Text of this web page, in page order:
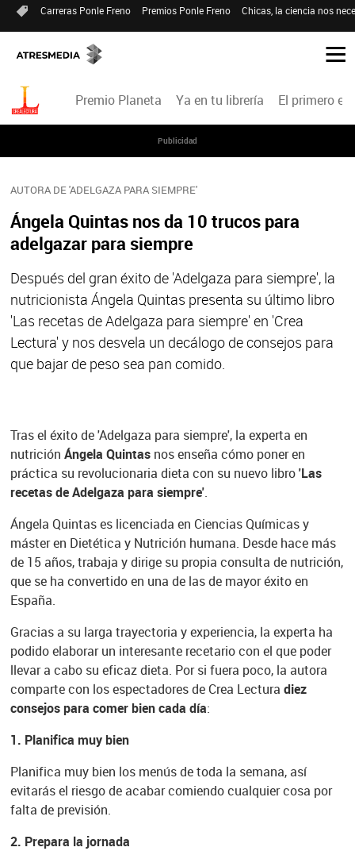
Carreras Ponle Freno Premios Ponle Freno Chicas, la ciencia nos
Premio Planeta Ya en tu librería El primero en
Publicidad
AUTORA DE 'ADELGAZA PARA SIEMPRE'
Ángela Quintas nos da 10 trucos para
adelgazar para siempre
Después del gran éxito de 'Adelgaza para siempre', la
nutricionista Ángela Quintas presenta su último libro
'Las recetas de Adelgaza para siempre' en 'Crea
Lectura' y nos desvela un decálogo de consejos para
que bajar de peso sea pan comido.
Tras el éxito de 'Adelgaza para siempre', la experta en
nutrición Ángela Quintasnos enseña cómo poner en
práctica su revolucionaria dieta con su nuevo libro'Las
recetas de Adelgaza para siempre'.
Ángela Quintas es licenciada en Ciencias Químicas y
máster en Dietética y Nutrición humana. Desde hace más
de 15 años, trabaja y dirige su propia consulta de nutrición,
que se ha convertido en una de las de mayor éxito en
España.
Gracias a su larga trayectoria y experiencia, la experta ha
podido elaborar un interesante recetario con el que poder
llevar a cabo su eficaz dieta. Por si fuera poco, la autora
comparte con los espectadores de Crea Lectura diez
consejos para comer bien cada día:
1. Planifica muy bien
Planifica muy bien los menús de toda la semana, así
evitarás el riesgo de acabar comiendo cualquier cosa por
falta de previsión.
2. Prepara la jornada